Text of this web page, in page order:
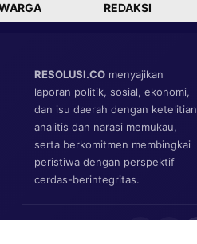
REDAKSI
RESOLUSI.CO menyajikan
laporan politik, sosial, ekonomi,
dan isu daerah dengan ketelitian
analitis dan narasi memukau,
serta berkomitmen membingkai
peristiwa dengan perspektif
cerdas-berintegritas.